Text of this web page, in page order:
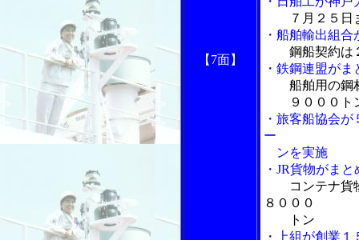
【7面】
７月２５日
・船舶輸出組
鋼船契約は
・鉄鋼連盟が
船舶用の鋼
９０００ト
・旅客船協会
ー
ンを実施
・JR貨物がま
コンテナ貨
８０００
トン
・上組が創業